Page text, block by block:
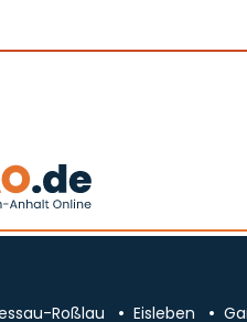
Roßlau Eisleben